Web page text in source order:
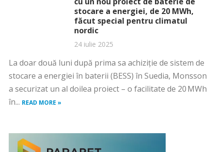
stocare a energiei, de 20 MWh,
făcut special pentru climatul
nordic
24 iulie 2025
La doar două luni după prima sa achiziție de sistem de
stocare a energiei în baterii (BESS) în Suedia, Monsson
a securizat un al doilea proiect – o facilitate de 20 MWh
în... READ MORE »